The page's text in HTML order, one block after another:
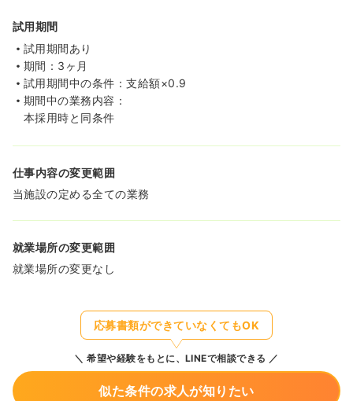
試用期間
試用期間あり
期間：3ヶ月
試用期間中の条件：支給額×0.9
期間中の業務内容：
本採用時と同条件
仕事内容の変更範囲
当施設の定める全ての業務
就業場所の変更範囲
就業場所の変更なし
応募書類ができていなくてもOK
希望や経験をもとに、LINEで相談できる
似た条件の求人が知りたい